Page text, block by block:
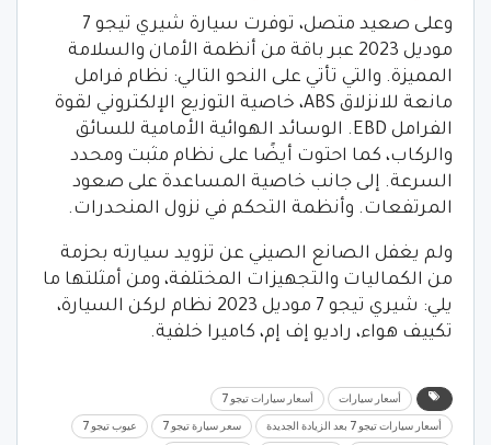
وعلى صعيد متصل، توفرت سيارة شيري تيجو 7
موديل 2023 عبر باقة من أنظمة الأمان والسلامة
المميزة. والتي تأتي على النحو التالي: نظام فرامل
مانعة للانزلاق ABS، خاصية التوزيع الإلكتروني لقوة
الفرامل EBD. الوسائد الهوائية الأمامية للسائق
والركاب، كما احتوت أيضًا على نظام مثبت ومحدد
السرعة. إلى جانب خاصية المساعدة على صعود
المرتفعات. وأنظمة التحكم في نزول المنحدرات.
ولم يغفل الصانع الصيني عن تزويد سيارته بحزمة
من الكماليات والتجهيزات المختلفة، ومن أمثلتها ما
يلي: شيري تيجو 7 موديل 2023 نظام لركن السيارة،
تكييف هواء، راديو إف إم، كاميرا خلفية.
أسعار سيارات أسعار سيارات تيجو 7
أسعار سيارات تيجو 7 بعد الزيادة الجديدة سعر سيارة تيجو 7 عيوب تيجو 7